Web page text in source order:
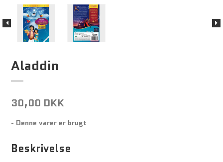
Aladdin
30,00 DKK
- Denne varer er brugt
Beskrivelse